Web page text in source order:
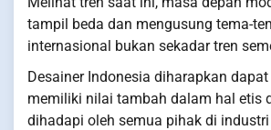
tampil beda dan mengusung tema-
internasional bukan sekadar tren
Desainer Indonesia diharapkan
memiliki nilai tambah dalam hal etis
dihadapi oleh semua pihak di